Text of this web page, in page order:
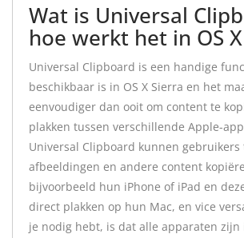
Wat is Universal
hoe werkt het in OS
Universal Clipboard is een handige
beschikbaar is in OS X Sierra en het
eenvoudiger dan ooit om content te
plakken tussen verschillende Apple-
Universal Clipboard kunnen gebruikers
afbeeldingen en andere content
bijvoorbeeld hun iPhone of iPad en
direct plakken op hun Mac, en vice
je nodig hebt, is dat alle apparaten zijn